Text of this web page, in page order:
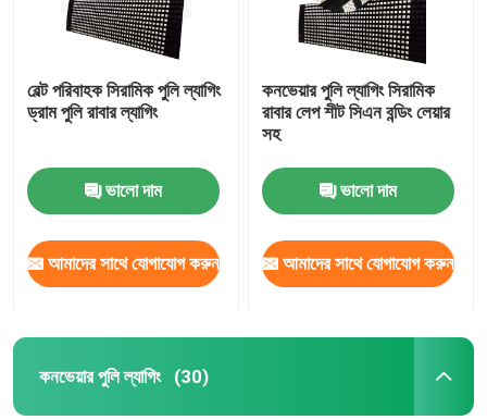
বেল্ট পরিবাহক সিরামিক পুলি ল্যাগিং
ড্রাম পুলি রাবার ল্যাগিং
ভালো দাম
আমাদের সাথে যোগাযোগ করুন
কনভেয়ার পুলি ল্যাগিং সিরামিক
রাবার লেপ শীট সিএন বন্ডিং লেয়ার
সহ
ভালো দাম
আমাদের সাথে যোগাযোগ করুন
কনভেয়ার পুলি ল্যাগিং (30)